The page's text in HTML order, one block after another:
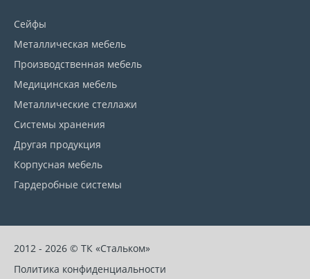
Сейфы
Металлическая мебель
Производственная мебель
Медицинская мебель
Металлические стеллажи
Системы хранения
Другая продукция
Корпусная мебель
Гардеробные системы
2012 - 2026 © ТК «Стальком»
Политика конфиденциальности